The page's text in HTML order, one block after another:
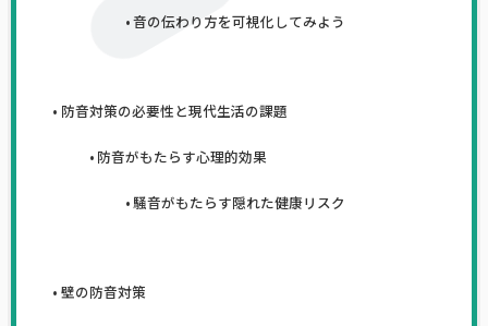
音の伝わり方を可視化してみよう
防音対策の必要性と現代生活の課題
防音がもたらす心理的効果
騒音がもたらす隠れた健康リスク
壁の防音対策